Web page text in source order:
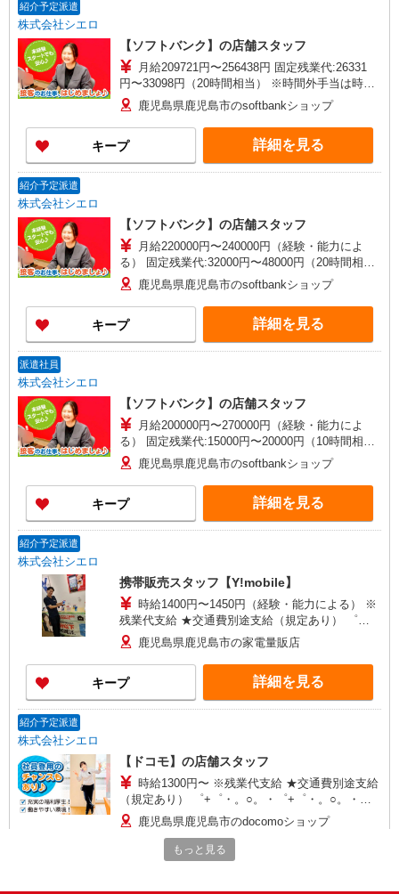
紹介予定派遣
株式会社シエロ
【ソフトバンク】の店舗スタッフ
月給209721円〜256438円 固定残業代:26331
円〜33098円（20時間相当） ※時間外手当は時間
外労働の有無にかかわらず、固定残業代として支
給し、相当時間を超える時間外労働分は法定どお
り追加で支給します。 ※試用期間あり3ヶ月円〜
※残業代支給 ★交通費別途支給（規定あり） ゜
+゜・。○。・゜+゜・。○。・゜+゜ 入社祝い金10
鹿児島県鹿児島市のsoftbankショップ
キープ 詳細を見る
紹介予定派遣
株式会社シエロ
【ソフトバンク】の店舗スタッフ
月給220000円〜240000円（経験・能力によ
る） 固定残業代:32000円〜48000円（20時間相
当） ※時間外手当は時間外労働の有無にかかわら
ず、固定残業代として支給し、相当時間を超える
時間外労働分は法定どおり追加で支給します。 ※
試用期間あり6ヶ月 ※残業代支給 ★交通費別途支
給（規定あり） ゜+゜・。○。・゜+゜・。
鹿児島県鹿児島市のsoftbankショップ
キープ 詳細を見る
派遣社員
株式会社シエロ
【ソフトバンク】の店舗スタッフ
月給200000円〜270000円（経験・能力によ
る） 固定残業代:15000円〜20000円（10時間相
当） ※職務手当との名称で、時間外労働の有無に
かかわらず、固定残業代として支給（役職と給与
に応じて計算。役職についていない正社員は
20,000円を支給）。超過分の時間外労働は追加で
残業代を支給。 ※試用期間あり3ヶ月月給25万円
ティブ支給(規定有) ゜・。○。・゜+゜・。
○。・゜+゜
鹿児島県鹿児島市のsoftbankショップ
キープ 詳細を見る
紹介予定派遣
株式会社シエロ
携帯販売スタッフ【Y!mobile】
時給1400円〜1450円（経験・能力による） ※
残業代支給 ★交通費別途支給（規定あり） ゜
+゜・。○。・゜+゜・。○。・゜+゜ 入社祝い金10
万円支給(規定有) お友達を紹介頂くと, インセンテ
ィブ支給(規定有) ★月2回払い・週払い可能（規程
有）★ ゜・。○。・゜+゜・。○。・゜+゜
鹿児島県鹿児島市の家電量販店
キープ 詳細を見る
紹介予定派遣
株式会社シエロ
【ドコモ】の店舗スタッフ
時給1300円〜 ※残業代支給 ★交通費別途支給
（規定あり） ゜+゜・。○。・゜+゜・。○。・゜
+゜ 入社祝い金10万円支給(規定有) お友達を紹介
頂くと, インセンティブ支給(規定有) ★月2回払
い・週払い可能（規程有）★ ゜・。○。・゜
+゜・。○。・゜+゜
鹿児島県鹿児島市のdocomoショップ
もっと見る